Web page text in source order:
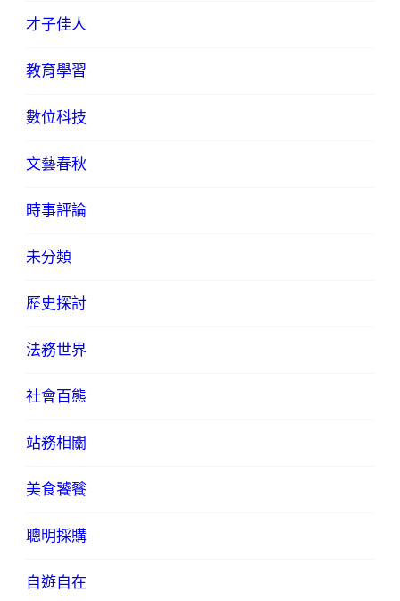
才子佳人
教育學習
數位科技
文藝春秋
時事評論
未分類
歷史探討
法務世界
社會百態
站務相關
美食饕餮
聰明採購
自遊自在